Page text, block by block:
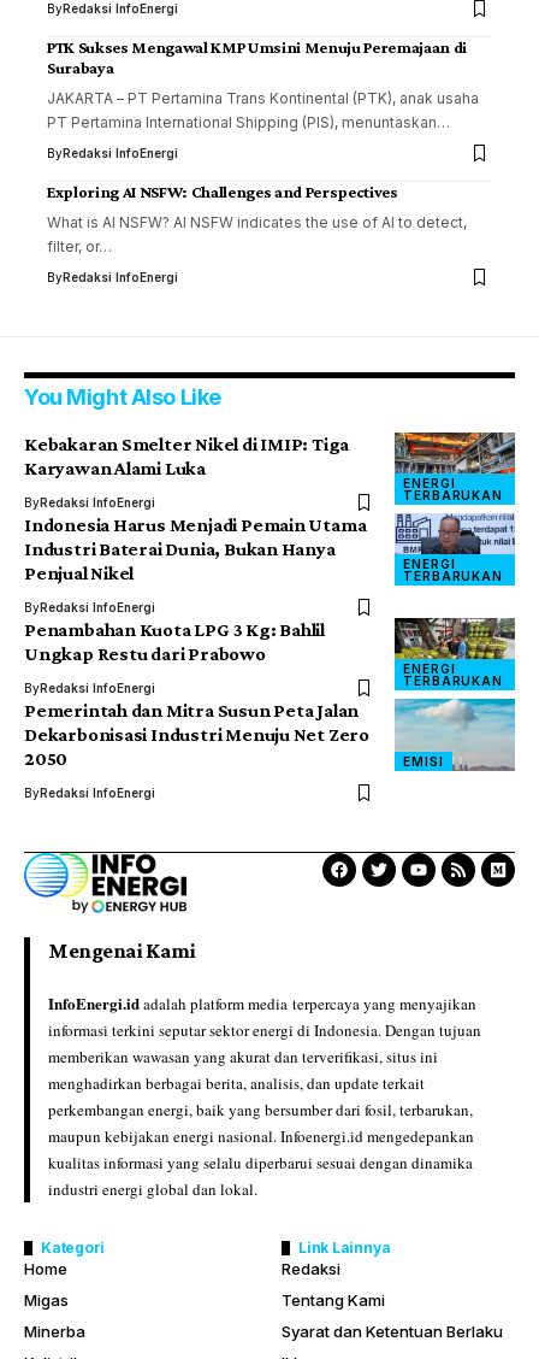
ByRedaksi InfoEnergi
PTK Sukses Mengawal KMP Umsini Menuju Peremajaan di
Surabaya
JAKARTA – PT Pertamina Trans Kontinental (PTK), anak usaha
PT Pertamina International Shipping (PIS), menuntaskan…
ByRedaksi InfoEnergi
Exploring AI NSFW: Challenges and Perspectives
What is AI NSFW? AI NSFW indicates the use of AI to detect,
filter, or…
ByRedaksi InfoEnergi
You Might Also Like
ENERGI
TERBARUKAN
Kebakaran Smelter Nikel di IMIP: Tiga
Karyawan Alami Luka
ByRedaksi InfoEnergi
ENERGI
TERBARUKAN
Indonesia Harus Menjadi Pemain Utama
Industri Baterai Dunia, Bukan Hanya
Penjual Nikel
ByRedaksi InfoEnergi
ENERGI
TERBARUKAN
Penambahan Kuota LPG 3 Kg: Bahlil
Ungkap Restu dari Prabowo
ByRedaksi InfoEnergi
EMISI
Pemerintah dan Mitra Susun Peta Jalan
Dekarbonisasi Industri Menuju Net Zero
2050
ByRedaksi InfoEnergi
Mengenai Kami
InfoEnergi.idadalah platform media terpercaya yang menyajikan
informasi terkini seputar sektor energi di Indonesia. Dengan tujuan
memberikan wawasan yang akurat dan terverifikasi, situs ini
menghadirkan berbagai berita, analisis, dan update terkait
perkembangan energi, baik yang bersumber dari fosil, terbarukan,
maupun kebijakan energi nasional. Infoenergi.id mengedepankan
kualitas informasi yang selalu diperbarui sesuai dengan dinamika
industri energi global dan lokal.
Kategori
Home
Migas
Minerba
Link Lainnya
Redaksi
Tentang Kami
Syarat dan Ketentuan Berlaku